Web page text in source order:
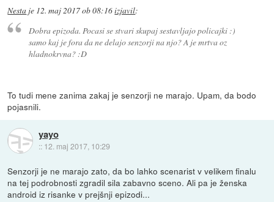
Nesta je 12. maj 2017 ob 08:16izjavil:
Dobra epizoda. Pocasi se stvari skupaj sestavljajo policajki :)
samo kaj je fora da ne delajo senzorji na njo? A je mrtva oz
hladnokrvna? :D
To tudi mene zanima zakaj je senzorji ne marajo. Upam, da bodo
pojasnili.
yayo
:: 12. maj 2017, 10:29
Senzorji je ne marajo zato, da bo lahko scenarist v velikem finalu
na tej podrobnosti zgradil sila zabavno sceno. Ali pa je ženska
android iz risanke v prejšnji epizodi...